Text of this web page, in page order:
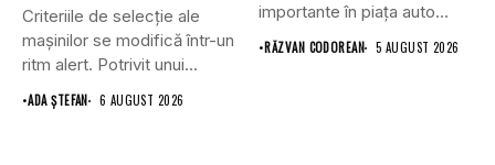
Criteriile de selecție ale
mașinilor se modifică într-un
ritm alert. Potrivit unui...
•ADA ȘTEFAN 6 AUGUST 2026
importante în piața auto
din...
•RĂZVAN CODOREAN 5 AUGUST 2026